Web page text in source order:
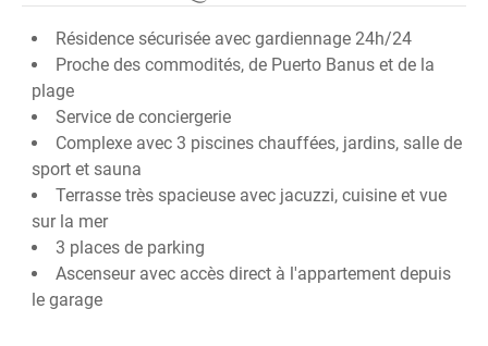
Résidence sécurisée avec gardiennage 24h/24
Proche des commodités, de Puerto Banus et de la
plage
Service de conciergerie
Complexe avec 3 piscines chauffées, jardins, salle de
sport et sauna
Terrasse très spacieuse avec jacuzzi, cuisine et vue
sur la mer
3 places de parking
Ascenseur avec accès direct à l'appartement depuis
le garage